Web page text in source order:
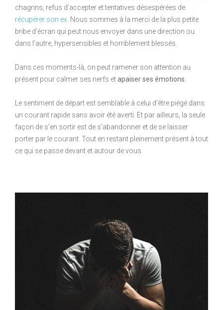
chagrins, refus d’accepter et tentatives désespérées de
récupérer son ex . Nous sommes à la merci de la plus petite
bribe d’écran qui peut nous envoyer dans une direction ou
dans l’autre, hypersensibles et horriblement blessés.
Dans ces moments-là, on peut ramener son attention au
présent pour calmer ses nerfs etapaiser ses émotions.
Le sentiment de départ est semblable à celui d’être piégé dans
un courant rapide sans avoir été averti. Et par ailleurs, la seule
façon de s’en sortir est de s’abandonner et de se laisser
porter par le courant. Tout en restant pleinement présent à tout
ce qui se passe devant et autour de vous.